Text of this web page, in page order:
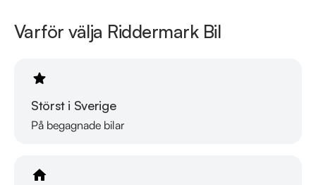
Varför välja Riddermark Bil
Störst i Sverige
På begagnade bilar
Telefontider:
Måndag - Söndag: 08:00 - 24:00
Måndag - Fredag: 09:00 - 19:00